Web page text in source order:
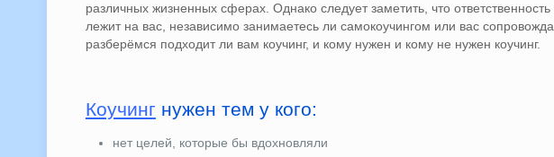
различных жизненных сферах. Однако следует заметить, что
лежит на вас, независимо занимаетесь ли самокоучингом или вас
разберёмся подходит ли вам коучинг, и кому нужен и кому не нужен коучинг.
Коучинг нужен тем у кого:
нет целей, которые бы вдохновляли